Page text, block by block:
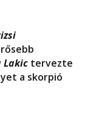
Lakic tervezte
a skorpió